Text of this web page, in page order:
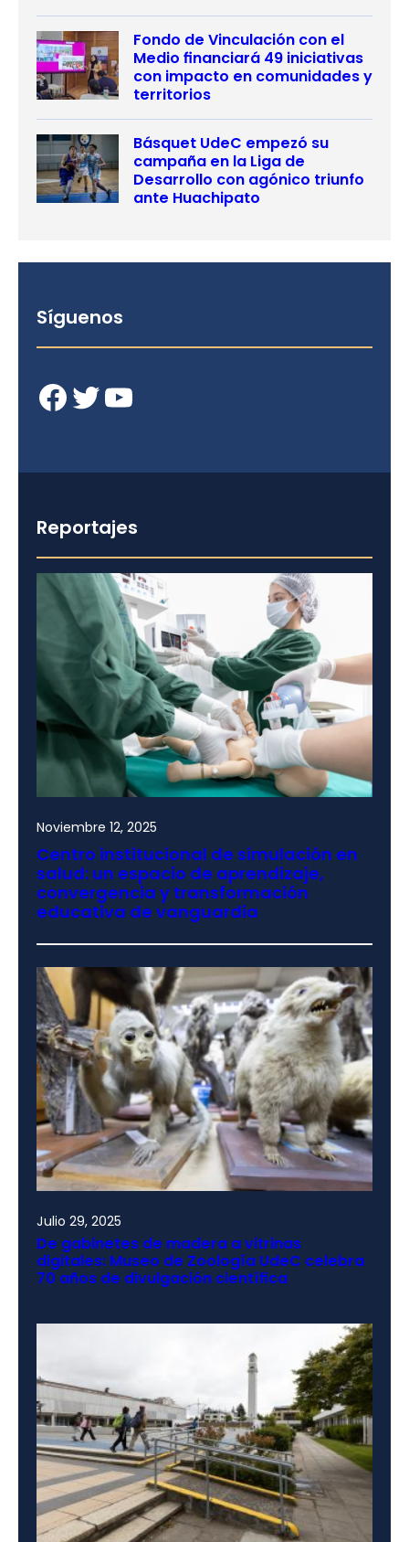
Fondo de Vinculación con el
Medio financiará 49 iniciativas
con impacto en comunidades y
territorios
Básquet UdeC empezó su
campaña en la Liga de
Desarrollo con agónico triunfo
ante Huachipato
Síguenos
Facebook Twitter YouTube
Reportajes
Noviembre 12, 2025
Centro institucional de simulación en
salud: un espacio de aprendizaje,
convergencia y transformación
educativa de vanguardia
Julio 29, 2025
De gabinetes de madera a vitrinas
digitales: Museo de Zoología UdeC celebra
70 años de divulgación científica